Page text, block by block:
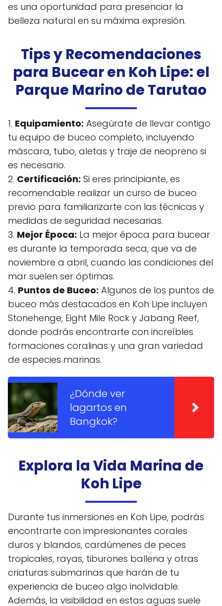
es una oportunidad para presenciar la
belleza natural en su máxima expresión.
Tips y Recomendaciones
para Bucear en Koh Lipe: el
Parque Marino de Tarutao
1. Equipamiento: Asegúrate de llevar contigo
tu equipo de buceo completo, incluyendo
máscara, tubo, aletas y traje de neopreno si
es necesario.
2. Certificación: Si eres principiante, es
recomendable realizar un curso de buceo
previo para familiarizarte con las técnicas y
medidas de seguridad necesarias.
3. Mejor Época: La mejor época para bucear
es durante la temporada seca, que va de
noviembre a abril, cuando las condiciones del
mar suelen ser óptimas.
4. Puntos de Buceo: Algunos de los puntos de
buceo más destacados en Koh Lipe incluyen
Stonehenge, Eight Mile Rock y Jabang Reef,
donde podrás encontrarte con increíbles
formaciones coralinas y una gran variedad
de especies marinas.
¿Dónde ver
lagartos en
Bangkok?
Explora la Vida Marina de
Koh Lipe
Durante tus inmersiones en Koh Lipe, podrás
encontrarte con impresionantes corales
duros y blandos, cardúmenes de peces
tropicales, rayas, tiburones ballena y otras
criaturas submarinas que harán de tu
experiencia de buceo algo inolvidable.
Además, la visibilidad en estas aguas suele